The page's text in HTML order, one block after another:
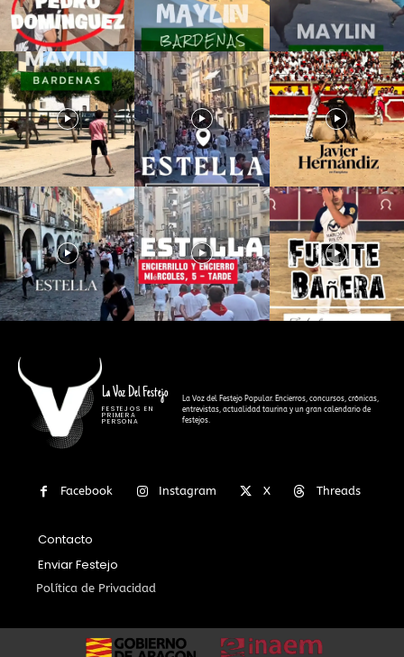
La Voz Del Festejo
FESTEJOS EN
PRIMERA
PERSONA
La Voz del Festejo Popular. Encierros, concursos, crónicas,
entrevistas, actualidad taurina y un gran calendario de
festejos.
Facebook Instagram X Threads
Contacto
Enviar Festejo
Política de Privacidad